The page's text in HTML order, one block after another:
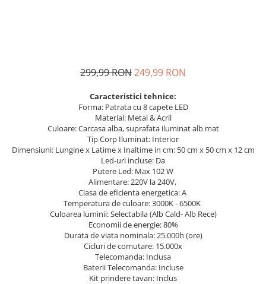
299,99 RON249,99 RON
Caracteristici tehnice:
Forma: Patrata cu 8 capete LED
Material: Metal & Acril
Culoare: Carcasa alba, suprafata iluminat alb mat
Tip Corp Iluminat: Interior
Dimensiuni: Lungine x Latime x Inaltime in cm: 50 cm x 50 cm x 12 cm
Led-uri incluse: Da
Putere Led: Max 102 W
Alimentare: 220V la 240V,
Clasa de eficienta energetica: A
Temperatura de culoare: 3000K - 6500K
Culoarea luminii: Selectabila (Alb Cald- Alb Rece)
Economii de energie: 80%
Durata de viata nominala: 25.000h (ore)
Cicluri de comutare: 15.000x
Telecomanda: Inclusa
Baterii Telecomanda: Incluse
Kit prindere tavan: Inclus